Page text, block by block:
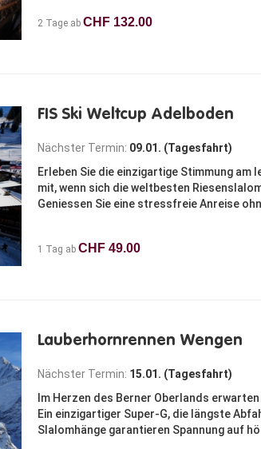
2 Tage abCHF 132.00
FIS Ski Weltcup Adelboden
Nächster Termin: 09.01. (Tagesfahrt)
Erleben Sie die einzigartige Stimmung am
mit, wenn sich die weltbesten
Geniessen Sie eine stressfreie Anreise
1 Tag abCHF 49.00
Lauberhornrennen Wengen
Nächster Termin: 15.01. (Tagesfahrt)
Im Herzen des Berner Oberlands
Ein einzigartiger Super-G, die längste
Slalomhänge garantieren Spannung auf